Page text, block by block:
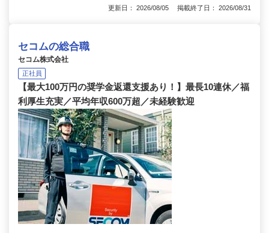
更新日： 2026/08/05 掲載終了日： 2026/08/31
セコムの総合職
セコム株式会社
正社員
【最大100万円の奨学金返還支援あり！】最長10連休／福
利厚生充実／平均年収600万超／未経験歓迎